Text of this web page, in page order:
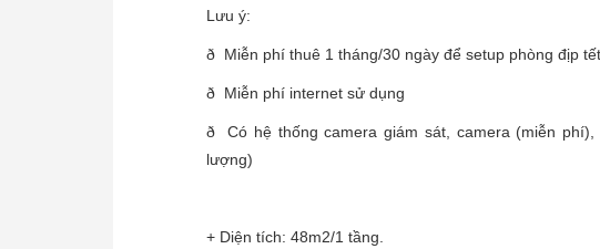
Lưu ý:
ð Miễn phí thuê 1 tháng/30 ngày để setup phòng địp tết.
ð Miễn phí internet sử dụng
ð Có hệ thống camera giám sát, camera (miễn
lượng)
+ Diện tích: 48m2/1 tầng.